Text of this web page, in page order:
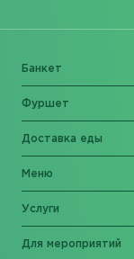
Банкет
Фуршет
Доставка еды
Меню
Услуги
Для мероприятий